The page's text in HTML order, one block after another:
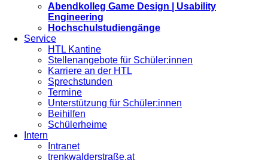
Abendkolleg Game Design | Usability
Engineering
Hochschulstudiengänge
Service
HTL Kantine
Stellenangebote für Schüler:innen
Karriere an der HTL
Sprechstunden
Termine
Unterstützung für Schüler:innen
Beihilfen
Schülerheime
Intern
Intranet
trenkwalderstraße.at